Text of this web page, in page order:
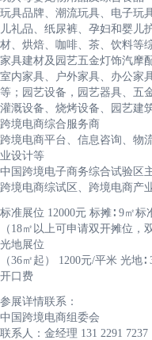
玩具品牌、潮流玩具、电子玩
儿礼品、纸尿裤、孕妇和婴儿
材、烘焙、咖啡、茶、饮料等
家具建材及园艺五金灯饰汽摩
室内家具、户外家具、办公家
等；园艺设备，园艺器具、五
灌溉设备、烧烤设备、园艺建
跨境电商综合服务商
跨境电商平台、信息咨询、物
业设计等
中国跨境电子商务综合试验区
跨境电商综试区、跨境电商产
标准展位 12000元 标摊∶ 9㎡标
（18㎡以上可申请双开摊位，
光地展位
（36㎡起） 1200元/平米 光
开口费
参展详情联系：
中国跨境电商组委会
联系人：金经理 131 2291 7237